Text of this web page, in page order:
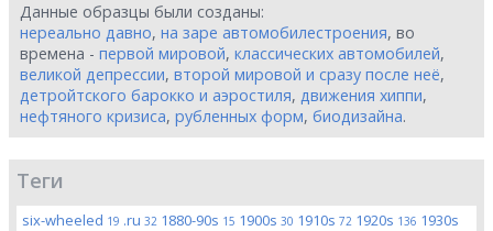
Данные образцы были созданы:
нереально давно, на заре автомобилестроения, во
времена - первой мировой, классических автомобилей,
великой депрессии, второй мировой и сразу после неё,
детройтского барокко и аэростиля, движения хиппи,
нефтяного кризиса, рубленных форм, биодизайна.
Теги
six-wheeled 19 .ru 32 1880-90s 15 1900s 30 1910s 72 1920s 136 1930s